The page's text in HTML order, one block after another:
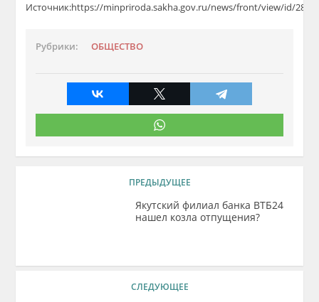
Источник:https://minpriroda.sakha.gov.ru/news/front/view/id/
Рубрики: ОБЩЕСТВО
ПРЕДЫДУЩЕЕ
Якутский филиал банка ВТБ24
нашел козла отпущения?
СЛЕДУЮЩЕЕ